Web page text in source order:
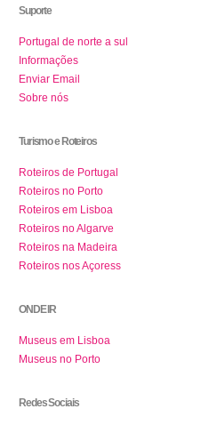
Suporte
Portugal de norte a sul
Informações
Enviar Email
Sobre nós
Turismo e Roteiros
Roteiros de Portugal
Roteiros no Porto
Roteiros em Lisboa
Roteiros no Algarve
Roteiros na Madeira
Roteiros nos Açoress
ONDE IR
Museus em Lisboa
Museus no Porto
Redes Sociais